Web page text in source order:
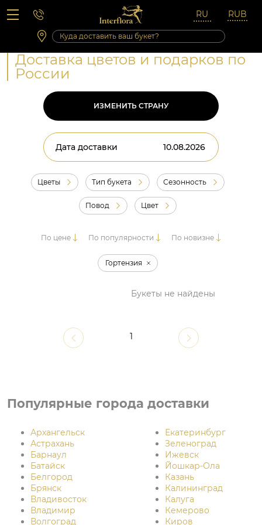
Вопросы-ответы
Сб 10:00 ‐ 14:00
Выходные и праздничные дни
Доставка цветов и подарков по
России
ИЗМЕНИТЬ СТРАНУ
Дата доставки
Цветы Тип букета Сезонность
Повод Цвет
По цене По популярности По новизне
Гортензия
Букеты не найдены
1
Популярные города доставки
Архангельск
Астрахань
Барнаул
Батайск
Белгород
Брянск
Владивосток
Владимир
Волгоград
Екатеринбург
Зеленоград
Ижевск
Йошкар-Ола
Казань
Калининград
Калуга
Кемерово
Киров